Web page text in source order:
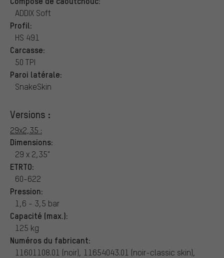
ADDIX Soft
Profil:
HS 491
Carcasse:
50 TPI
Paroi latérale:
SnakeSkin
Versions :
29x2,35 :
Dimensions:
29 x 2,35"
ETRTO:
60-622
Pression:
1,6 - 3,5 bar
Capacité (max.):
125 kg
Numéros du fabricant:
11601108.01 (noir), 11654043.01 (noir-classic skin),